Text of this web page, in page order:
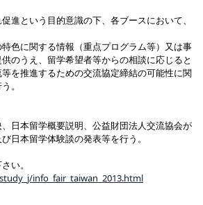
進という目的意識の下、各ブースにおいて、
色に関する情報（重点プログラム等）又は事
のうえ、留学希望者等からの相談に応じると
を推進するための交流協定締結の可能性に関
。
日本留学概要説明、公益財団法人交流協会が
日本留学体験談の発表等を行う。
い。
info_fair_taiwan_2013.html